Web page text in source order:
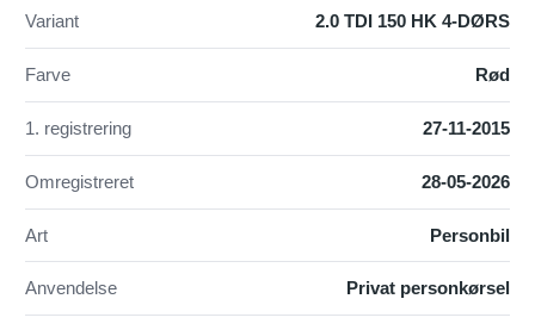
Variant 2.0 TDI 150 HK 4-DØRS
Farve Rød
1. registrering 27-11-2015
Omregistreret 28-05-2026
Art Personbil
Anvendelse Privat personkørsel